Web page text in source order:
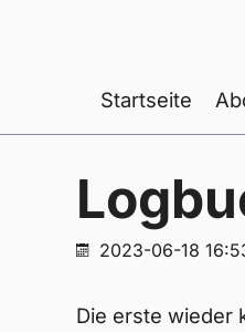
Startseite
2023-06-18
Die erste wieder